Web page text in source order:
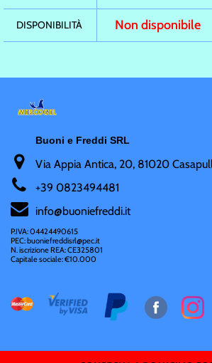
DISPONIBILITÀ Non disponibile
Buoni e Freddi SRL
Via Appia Antica, 20, 81020
+39 0823494481
info@buoniefreddi.it
P.IVA: 04424490615
PEC: buoniefreddisrl@pec.it
N. iscrizione REA: CE325801
Capitale sociale: €10.000